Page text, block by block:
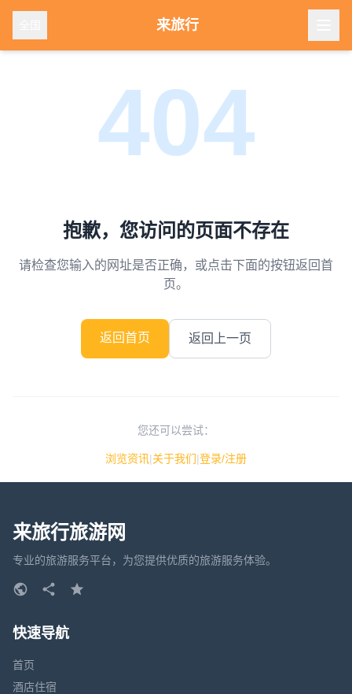
来旅行
404
抱歉，您访问的页面不存在
请检查您输入的网址是否正确，或点击下面的按钮返回首
页。
返回首页 返回上一页
您还可以尝试：
浏览资讯|关于我们|登录/注册
来旅行旅游网
专业的旅游服务平台，为您提供优质的旅游服务体验。
快速导航
首页
酒店住宿